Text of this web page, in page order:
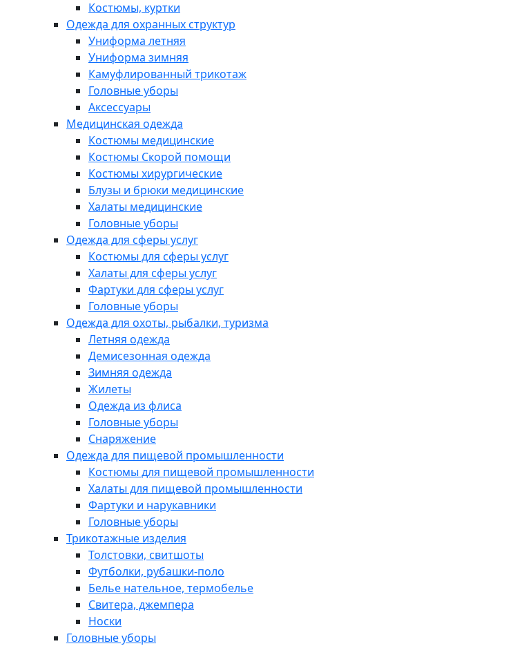
Костюмы, куртки
Одежда для охранных структур
Униформа летняя
Униформа зимняя
Камуфлированный трикотаж
Головные уборы
Аксессуары
Медицинская одежда
Костюмы медицинские
Костюмы Скорой помощи
Костюмы хирургические
Блузы и брюки медицинские
Халаты медицинские
Головные уборы
Одежда для сферы услуг
Костюмы для сферы услуг
Халаты для сферы услуг
Фартуки для сферы услуг
Головные уборы
Одежда для охоты, рыбалки, туризма
Летняя одежда
Демисезонная одежда
Зимняя одежда
Жилеты
Одежда из флиса
Головные уборы
Снаряжение
Одежда для пищевой промышленности
Костюмы для пищевой промышленности
Халаты для пищевой промышленности
Фартуки и нарукавники
Головные уборы
Трикотажные изделия
Толстовки, свитшоты
Футболки, рубашки-поло
Белье нательное, термобелье
Свитера, джемпера
Носки
Головные уборы